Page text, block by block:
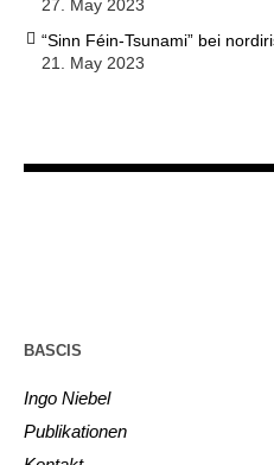
27. May 2023
“Sinn Féin-Tsunami” bei
21. May 2023
BASCIS
Ingo Niebel
Publikationen